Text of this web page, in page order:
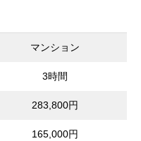
マンション
3時間
283,800円
165,000円